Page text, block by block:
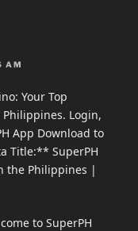
AM
Your Top
Login,
App Download to
Title:** SuperPH
the Philippines |
to SuperPH